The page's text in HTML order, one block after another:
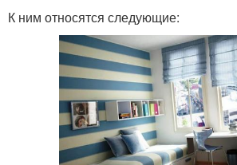
К ним относятся следующие: